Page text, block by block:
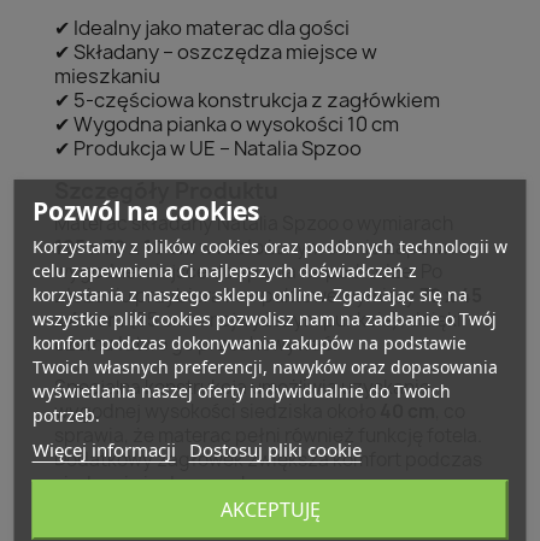
✔ Idealny jako materac dla gości
✔ Składany – oszczędza miejsce w
mieszkaniu
✔ 5-częściowa konstrukcja z zagłówkiem
✔ Wygodna pianka o wysokości 10 cm
✔ Produkcja w UE – Natalia Spzoo
Materac składany Natalia Spzoo o wymiarach
195 x 70 x 10 cmw rozłożonym stanie zapewnia
wygodne miejsce do spania na podłodze. Po
złożeniu przybiera kompaktowe wymiary70 x 45
x 40 cm(55 cm w najwyższym punkcie), dzięki
czemu łatwo go przechowywać.
Specjalna konstrukcja umożliwia uzyskanie
wygodnej wysokości siedziska około
Dodatkowy zagłówek zwiększa komfort podczas
siedzenia i odpoczynku.
Pokrowiec wykonany z miękkiego materiału
Pozwól na cookies
Korzystamy z plików cookies oraz podobnych technologii w
celu zapewnienia Ci najlepszych doświadczeń z
korzystania z naszego sklepu online. Zgadzając się na
wszystkie pliki cookies pozwolisz nam na zadbanie o Twój
komfort podczas dokonywania zakupów na podstawie
Twoich własnych preferencji, nawyków oraz dopasowania
wyświetlania naszej oferty indywidualnie do Twoich
potrzeb.
Więcej informacji Dostosuj pliki cookie
AKCEPTUJĘ